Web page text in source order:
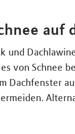
auf
und
von Schnee
Dachfenster